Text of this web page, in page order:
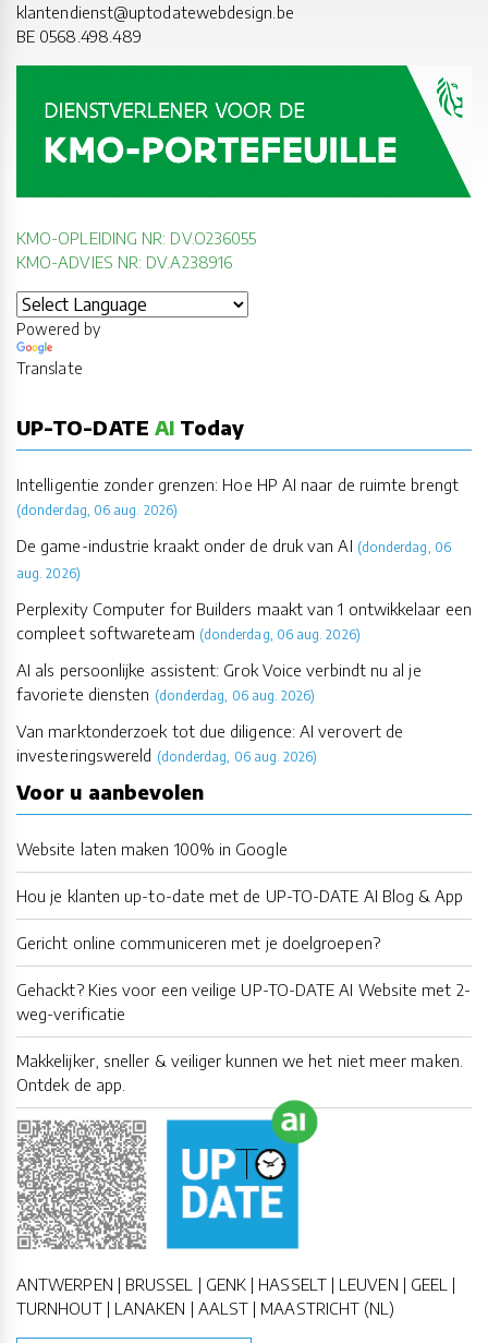
klantendienst@uptodatewebdesign.be
BE 0568.498.489
KMO-OPLEIDING NR: DV.O236055
KMO-ADVIES NR: DV.A238916
Powered by
Translate
UP-TO-DATE AI Today
Intelligentie zonder grenzen: Hoe HP AI naar de ruimte brengt
(donderdag, 06 aug. 2026)
De game-industrie kraakt onder de druk van AI (donderdag, 06
aug. 2026)
Perplexity Computer for Builders maakt van 1 ontwikkelaar een
compleet softwareteam (donderdag, 06 aug. 2026)
AI als persoonlijke assistent: Grok Voice verbindt nu al je
favoriete diensten (donderdag, 06 aug. 2026)
Van marktonderzoek tot due diligence: AI verovert de
investeringswereld (donderdag, 06 aug. 2026)
Voor u aanbevolen
Website laten maken 100% in Google
Hou je klanten up-to-date met de UP-TO-DATE AI Blog & App
Gericht online communiceren met je doelgroepen?
Gehackt? Kies voor een veilige UP-TO-DATE AI Website met 2-
weg-verificatie
Makkelijker, sneller & veiliger kunnen we het niet meer maken.
Ontdek de app.
ANTWERPEN | BRUSSEL | GENK | HASSELT | LEUVEN | GEEL |
TURNHOUT | LANAKEN | AALST | MAASTRICHT (NL)